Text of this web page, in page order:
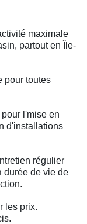
maximale
partout en Île-
pour toutes
l'mise en
d'installations
régulier
durée de vie de
les prix.